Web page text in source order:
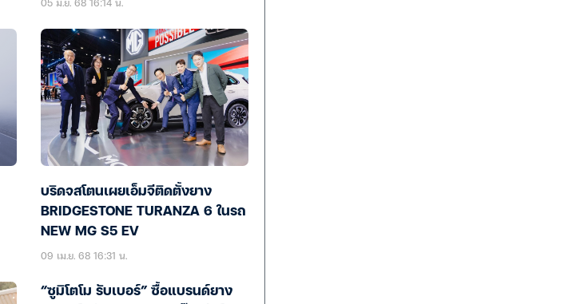
บริดจสโตนเผยเอ็มจีติดตั้งยาง
BRIDGESTONE TURANZA 6 ในรถ
NEW MG S5 EV
09 เม.ย. 68 16:31 น.
“ซูมิโตโม รับเบอร์” ซื้อแบรนด์ยาง